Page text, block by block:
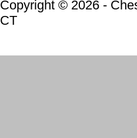
Copyright © 2026 -
CT